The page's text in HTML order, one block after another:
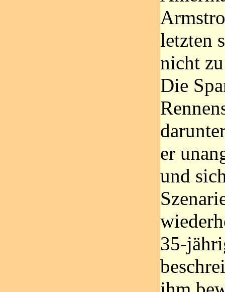
letzten
nicht
Die
er
und
35-